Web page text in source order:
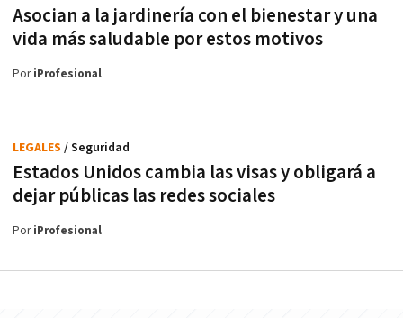
Asocian a la jardinería con el bienestar y una
vida más saludable por estos motivos
PoriProfesional
Estados Unidos cambia las visas y obligará a
dejar públicas las redes sociales
LEGALES / Seguridad
PoriProfesional